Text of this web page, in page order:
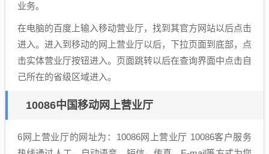
业务。
在电脑的百度上输入移动营业厅，找到其官方网站以后点击
进入。进入到移动的网上营业厅以后，下拉页面到底部，点
击实体营业厅按钮进入。页面跳转以后在查询界面中点击自
己所在的省级区域进入。
10086中国移动网上营业厅
6网上营业厅的网址为：10086网上营业厅 10086客户服务